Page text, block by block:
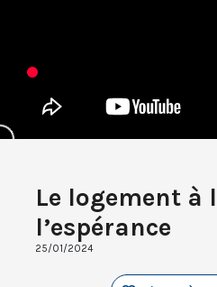
Le logement à
l’espérance
25/01/2024